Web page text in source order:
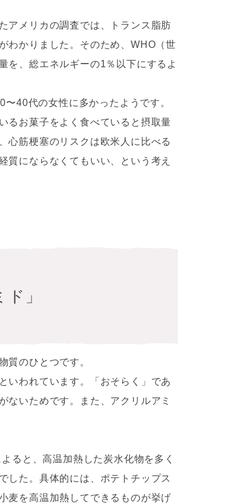
アメリカの調査では、トランス脂肪
わかりました。そのため、WHO（世
を、総エネルギーの1％以下にするよ
40代の女性に多かったようです。
るお菓子をよく食べていると摂取量
心筋梗塞のリスクは欧米人に比べる
質にならなくてもいい、という考え
」
質のひとつです。
いわれています。「おそらく」であ
ないためです。また、アクリルアミ
ると、高温加熱した炭水化物を多く
した。具体的には、ポテトチップス
麦を高温加熱してできるものが挙げ